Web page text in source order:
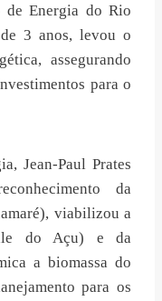
de Energia do Rio
3 anos, levou o
assegurando
para o
Jean-Paul Prates
da
viabilizou a
do Açu) e da
a biomassa do
para os